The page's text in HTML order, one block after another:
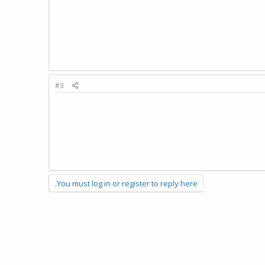
#3
You must log in or register to reply here.